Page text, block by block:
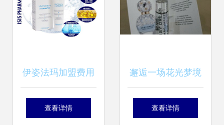
伊姿法玛加盟费用
全解析 总投资
查看详情
邂逅一场花光梦境
玛亚科布雏菊梦境
查看详情